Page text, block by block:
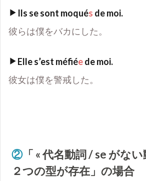
Ils se sont moqués de moi.
彼らは僕をバカにした。
Elle s’est méfiéede moi.
彼女は僕を警戒した。
②「 «代名動詞/ se がない
２つの型が存在」の場合